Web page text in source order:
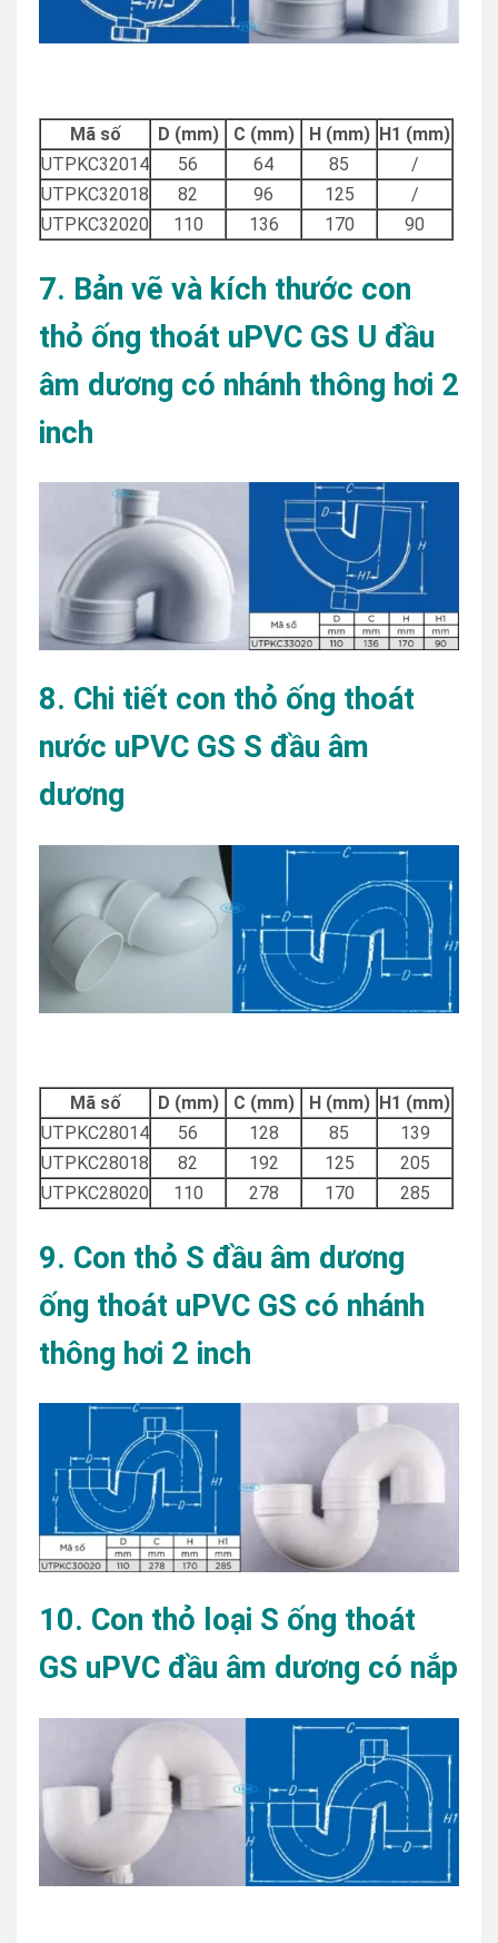
Mã số D (mm) C (mm) H (mm) H1 (mm)
UTPKC32014
56 64 85
/
UTPKC32018
82 96 125
/
UTPKC32020
110 136 170 90
7. Bản vẽ và kích thước con
thỏ ống thoát uPVC GS U đầu
âm dương có nhánh thông hơi 2
inch
8. Chi tiết con thỏ ống thoát
nước uPVC GS S đầu âm
dương
Mã số D (mm) C (mm) H (mm)
H1 (mm)
UTPKC28014
56 128 85
139
UTPKC28018
82 192 125
205
UTPKC28020
110 278 170 285
9. Con thỏ S đầu âm dương
ống thoát uPVC GS có nhánh
thông hơi 2 inch
10. Con thỏ loại S ống thoát
GS uPVC đầu âm dương có nắp